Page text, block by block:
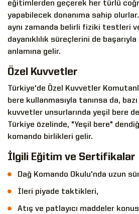
eğitimlerden geçerek her türlü
yapabilecek donanıma sahip
aynı zamanda belirli fiziki testleri
dayanıklılık süreçlerini de
anlamına gelir.
Özel Kuvvetler
Türkiye'de Özel Kuvvetler
bere kullanmasıyla tanınsa da,
kuvvetler unsurlarında yeşil bere
Türkiye özelinde, "Yeşil bere"
komando birlikleri gelir.
İlgili Eğitim ve Sertifikalar
Dağ Komando Okulu'nda uzun
İleri piyade taktikleri,
Atış ve patlayıcı maddeler